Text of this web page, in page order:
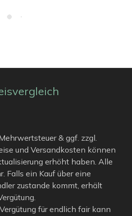
& ggf. zzgl.
und Versandkosten können
erhöht haben. Alle
Falls ein Kauf über eine
zustande kommt, erhält
für endlich fair kann